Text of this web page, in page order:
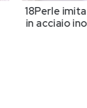
18Perle
in acciaio